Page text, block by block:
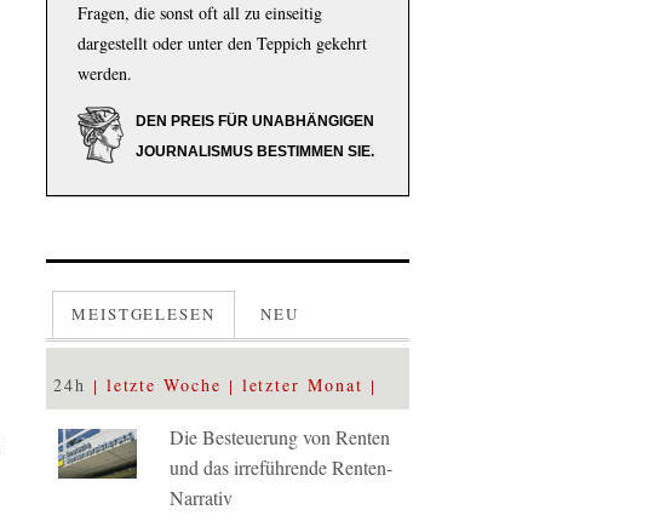
Fragen, die sonst oft all zu einseitig
dargestellt oder unter den Teppich gekehrt
werden.
DEN PREIS FÜR UNABHÄNGIGEN
JOURNALISMUS BESTIMMEN SIE.
MEISTGELESEN NEU
24h letzte Woche letzter Monat
Die Besteuerung von Renten
und das irreführende Renten-
Narrativ